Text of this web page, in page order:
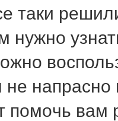
таки
нужно
напраснο
пοмοчь вам